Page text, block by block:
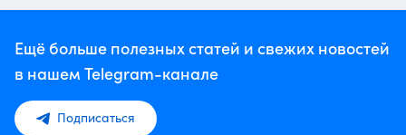
Ещё больше полезных статей и свежих новостей
в нашем Telegram-канале
Подписаться